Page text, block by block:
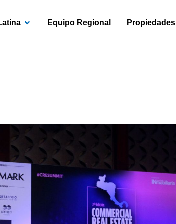
OPEN AMÉRICA LATINA
Equipo Regional Propiedades